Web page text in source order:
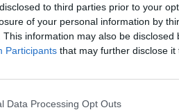
to third parties prior to your
of your personal information by
This information may also be
Participants that may further disclose it
Data Processing Opt Outs
της καθημερινότητας του
κατέγραψε συνολικά 21
ενώ βίωσε έντονες στιγμές
Κυπέλλου Ελλάδας Betsson
προσφορά σου και σου